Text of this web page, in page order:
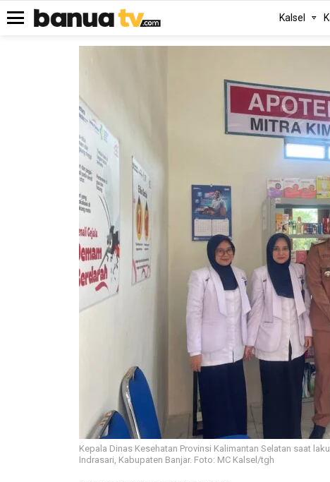
Kalsel
Kepala Dinas Kesehatan Provinsi Kalimantan Selatan saat
Indrasari, Kabupaten Banjar. Foto: MC Kalsel/tgh